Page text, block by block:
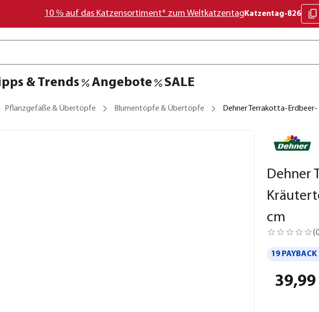
10 % auf das Katzensortiment* zum Weltkatzentag Katzentag-826
& Trends Angebote SALE
Pflanzgefäße & Übertöpfe Blumentöpfe & Übertöpfe Dehner Terrakotta-
Dehner
cm
(
19
39,99